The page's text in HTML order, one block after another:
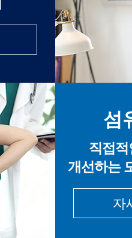
섬
직접적
개선하는
자